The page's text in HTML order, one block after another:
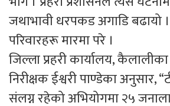
जथाभावी धरपकड अगाडि बढायो
परिवारहरू मारमा परे ।
जिल्ला प्रहरी कार्यालय, कैलालीका
निरीक्षक ईश्वरी पाण्डेका अनुसार,
संलग्न रहेको अभियोगमा २५